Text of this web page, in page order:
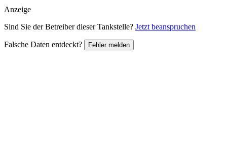
Anzeige
Sind Sie der Betreiber dieser Tankstelle? Jetzt beanspruchen
Falsche Daten entdeckt? Fehler melden